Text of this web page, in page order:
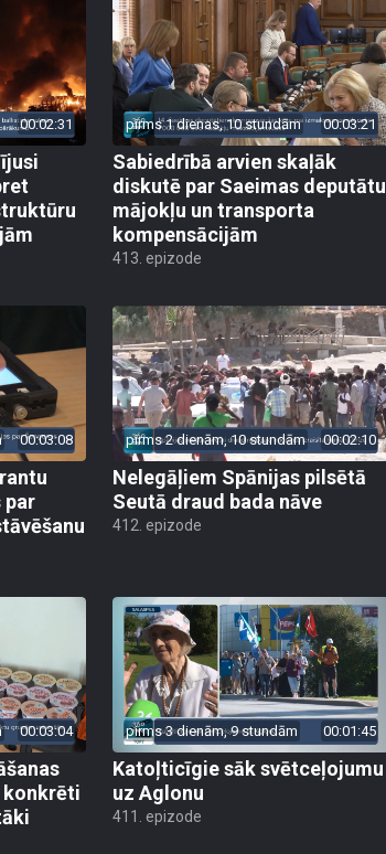
00:02:31 pirms 1 dienas, 10 stundām 00:03:21
Sabiedrībā arvien skaļāk
diskutē par Saeimas deputātu
mājokļu un transporta
kompensācijām
413. epizode
00:03:08
par
pirms 2 dienām, 10 stundām 00:02:10
Nelegāļiem Spānijas pilsētā
Seutā draud bada nāve
412. epizode
00:03:04
konkrēti
pirms 3 dienām, 9 stundām 00:01:45
Katoļticīgie sāk svētceļojumu
uz Aglonu
411. epizode